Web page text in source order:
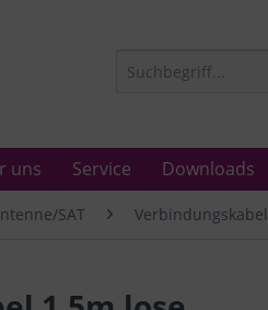
uns Service Downloads
SAT Verbindungskabel